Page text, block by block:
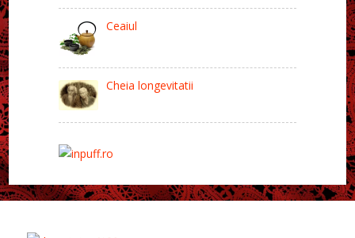
Ceaiul
Cheia longevitatii